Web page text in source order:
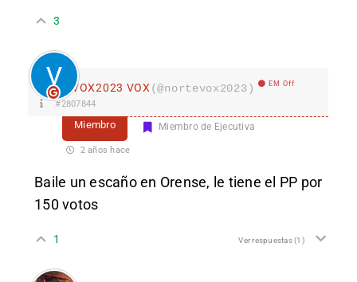
3
VOX2023 VOX (@nortevox2023) EM Off
#2807844
Miembro Miembro de Ejecutiva
2 años hace
Baile un escaño en Orense, le tiene el PP por
150 votos
1 Ver respuestas(1)